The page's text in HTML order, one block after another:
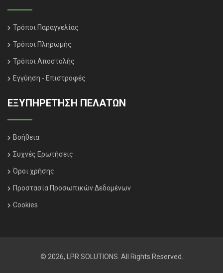
Τρόποι Παραγγελίας
Τρόποι Πληρωμής
Τρόποι Αποστολής
Εγγύηση - Επιστροφές
ΕΞΥΠΗΡΈΤΗΣΗ ΠΕΛΑΤΏΝ
Βοήθεια
Συχνές Ερωτήσεις
Όροι χρήσης
Προστασία Προσωπικών Δεδομένων
Cookies
© 2026, LPR SOLUTIONS. All Rights Reserved.